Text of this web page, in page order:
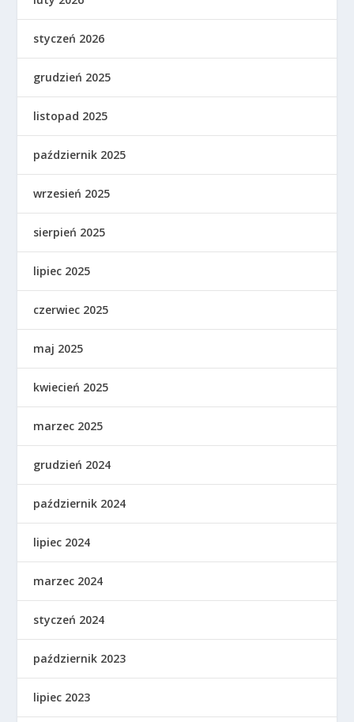
styczeń 2026
grudzień 2025
listopad 2025
październik 2025
wrzesień 2025
sierpień 2025
lipiec 2025
czerwiec 2025
maj 2025
kwiecień 2025
marzec 2025
grudzień 2024
październik 2024
lipiec 2024
marzec 2024
styczeń 2024
październik 2023
lipiec 2023